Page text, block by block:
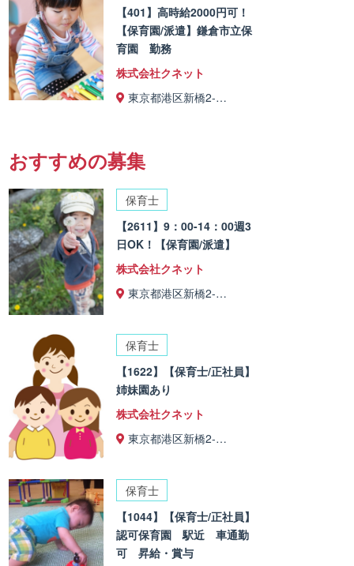
【401】高時給2000円可！
【保育園/派遣】鎌倉市立保
育園 勤務
株式会社クネット
東京都港区新橋2-…
おすすめの募集
保育士
【2611】9：00-14：00週3
日OK！【保育園/派遣】
株式会社クネット
東京都港区新橋2-…
保育士
【1622】【保育士/正社員】
姉妹園あり
株式会社クネット
東京都港区新橋2-…
保育士
【1044】【保育士/正社員】
認可保育園 駅近 車通勤
可 昇給・賞与